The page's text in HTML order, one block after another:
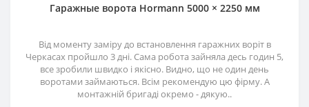
Гаражные ворота Hormann 5000 × 2250 мм
Від моменту заміру до встановлення гаражних воріт в
Черкасах пройшло 3 дні. Сама робота зайняла десь годин 5,
все зробили швидко і якісно. Видно, що не один день
воротами займаються. Всім рекомендую цю фірму. А
монтажній бригаді окремо - дякую..